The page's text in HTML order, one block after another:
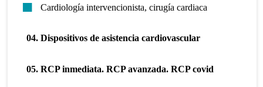
Cardiología intervencionista, cirugía cardiaca
04. Dispositivos de asistencia cardiovascular
05. RCP inmediata. RCP avanzada. RCP covid